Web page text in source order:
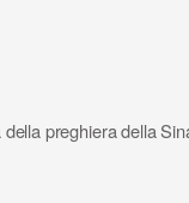
preghiera della